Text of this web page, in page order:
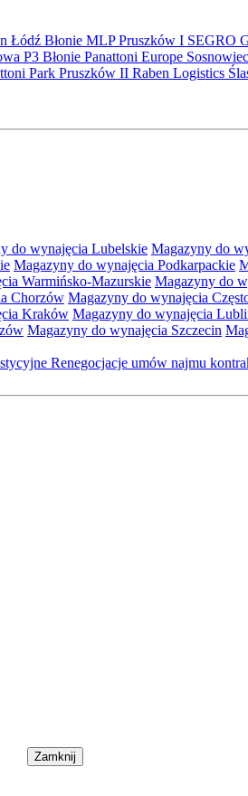
Łódź Błonie MLP Pruszków I SEGRO
P3 Błonie Panattoni Europe Sosnowiec
Park Pruszków II Raben Logistics
do wynajęcia Lubelskie Magazyny do
Magazyny do wynajęcia Podkarpackie
Warmińsko-Mazurskie Magazyny do
Chorzów Magazyny do wynajęcia
Kraków Magazyny do wynajęcia
Magazyny do wynajęcia Szczecin
Renegocjacje umów najmu
Zamknij